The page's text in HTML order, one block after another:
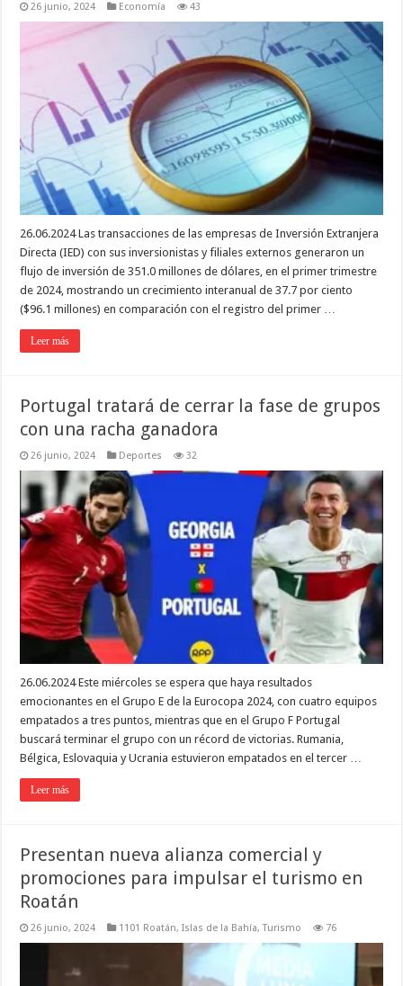
26 junio, 2024 Economía 43
26.06.2024 Las transacciones de las empresas de Inversión Extranjera
Directa (IED) con sus inversionistas y filiales externos generaron un
flujo de inversión de 351.0 millones de dólares, en el primer trimestre
de 2024, mostrando un crecimiento interanual de 37.7 por ciento
($96.1 millones) en comparación con el registro del primer …
Leer más
Portugal tratará de cerrar la fase de grupos
con una racha ganadora
26 junio, 2024 Deportes 32
26.06.2024 Este miércoles se espera que haya resultados
emocionantes en el Grupo E de la Eurocopa 2024, con cuatro equipos
empatados a tres puntos, mientras que en el Grupo F Portugal
buscará terminar el grupo con un récord de victorias. Rumania,
Bélgica, Eslovaquia y Ucrania estuvieron empatados en el tercer …
Leer más
Presentan nueva alianza comercial y
promociones para impulsar el turismo en
Roatán
26 junio, 2024 1101 Roatán,Islas de la Bahía,Turismo 76